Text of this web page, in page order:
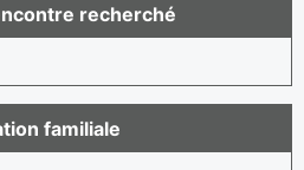
recherché
familiale